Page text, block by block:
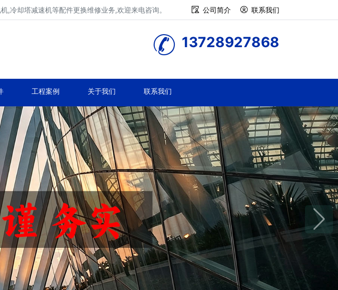
,冷却塔减速机等配件更换维修业务,欢迎来电咨询。 公司简介 联系我们
13728927868
工程案例 关于我们 联系我们